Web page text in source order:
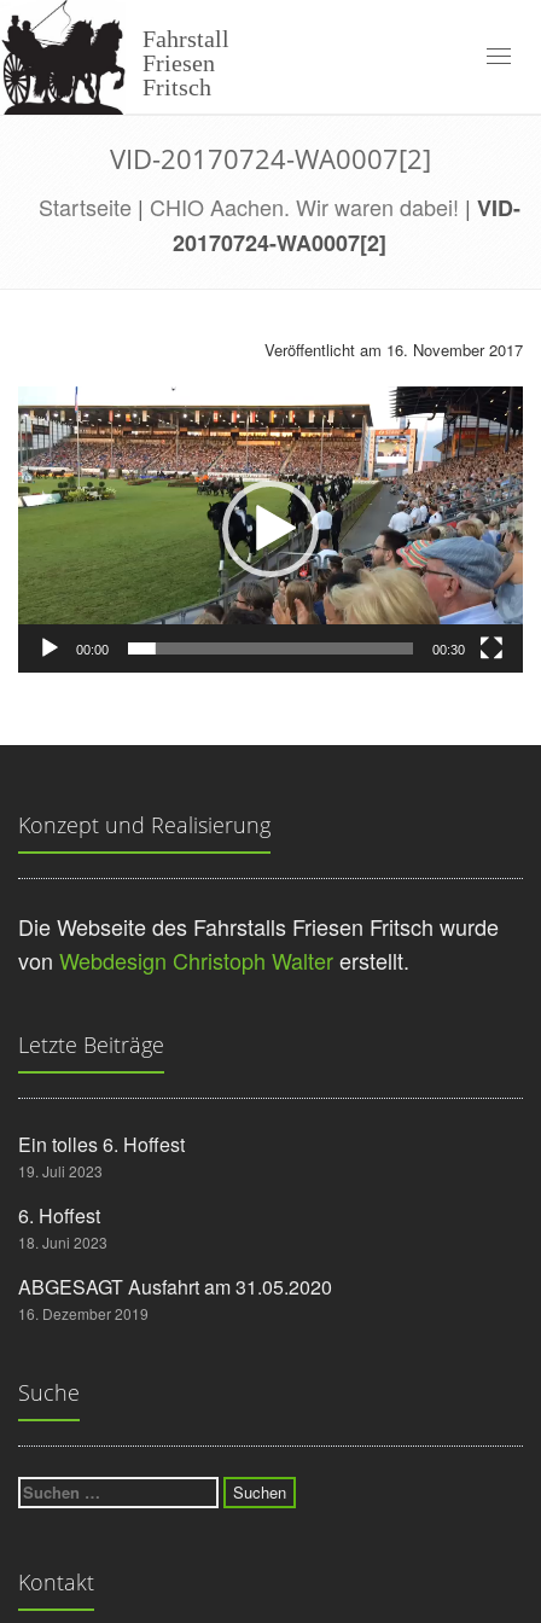
Skip
to
content
Fahrstall
Friesen
Fritsch
VID-20170724-WA0007[2]
Startseite | CHIO Aachen. Wir waren dabei! | VID-
20170724-WA0007[2]
Veröffentlicht am 16. November 2017
Player
00:00 00:30
Konzept und Realisierung
Die Webseite des Fahrstalls Friesen Fritsch wurde
von Webdesign Christoph Waltererstellt.
Letzte Beiträge
Ein tolles 6. Hoffest
19. Juli 2023
6. Hoffest
18. Juni 2023
ABGESAGT Ausfahrt am 31.05.2020
16. Dezember 2019
Suche
Suchen
nach:
Kontakt